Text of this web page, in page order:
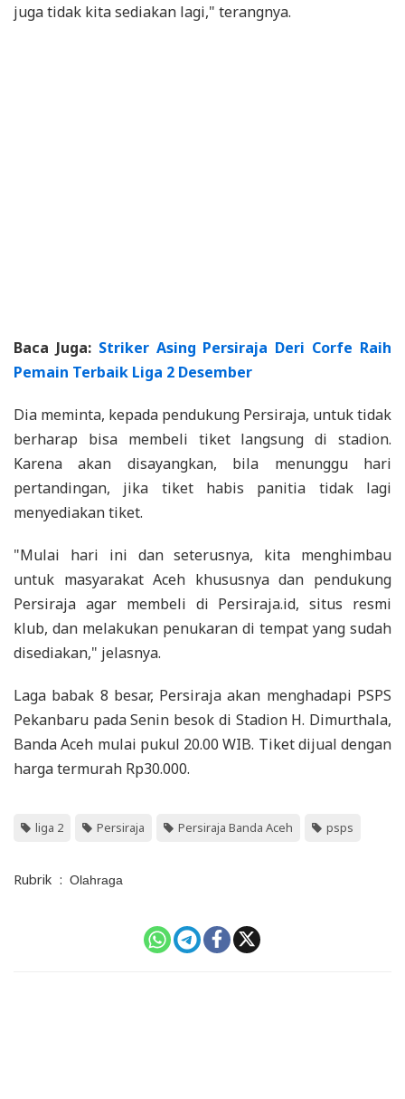
juga tidak kita sediakan lagi," terangnya.
Baca Juga: Striker Asing Persiraja Deri Corfe Raih
Pemain Terbaik Liga 2 Desember
Dia meminta, kepada pendukung Persiraja, untuk tidak
berharap bisa membeli tiket langsung di stadion.
Karena akan disayangkan, bila menunggu hari
pertandingan, jika tiket habis panitia tidak lagi
menyediakan tiket.
"Mulai hari ini dan seterusnya, kita menghimbau
untuk masyarakat Aceh khususnya dan pendukung
Persiraja agar membeli di Persiraja.id, situs resmi
klub, dan melakukan penukaran di tempat yang sudah
disediakan," jelasnya.
Laga babak 8 besar, Persiraja akan menghadapi PSPS
Pekanbaru pada Senin besok di Stadion H. Dimurthala,
Banda Aceh mulai pukul 20.00 WIB. Tiket dijual dengan
harga termurah Rp30.000.
liga 2 Persiraja Persiraja Banda Aceh psps
Rubrik : Olahraga